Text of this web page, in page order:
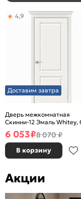
Доставим завтра
Дверь межкомнатная
Скинни-12 Эмаль Whitey,
декора, глухая, без
без кромки, скиновая
4,9
6 053₽8 070 ₽
В корзину
Акции